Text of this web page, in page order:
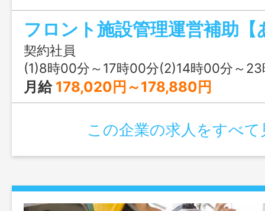
成 ・施設の機械設備の管理（温泉温度
整等を行いま すが、設備の修理などは
その他付随する業務（免許があれば社用
設への 連絡業務や必要な資材の買い
９年４月１日以降、１年毎の更新予
社の定める業務
フロント施設管理運営補助【
契約社員
(1)8時00分～17時00分(2)14時00分～23時00分(3)5時00分～14時00分又は 5時 00
月給 178,020円～178,880円
この企業の求人をすべて